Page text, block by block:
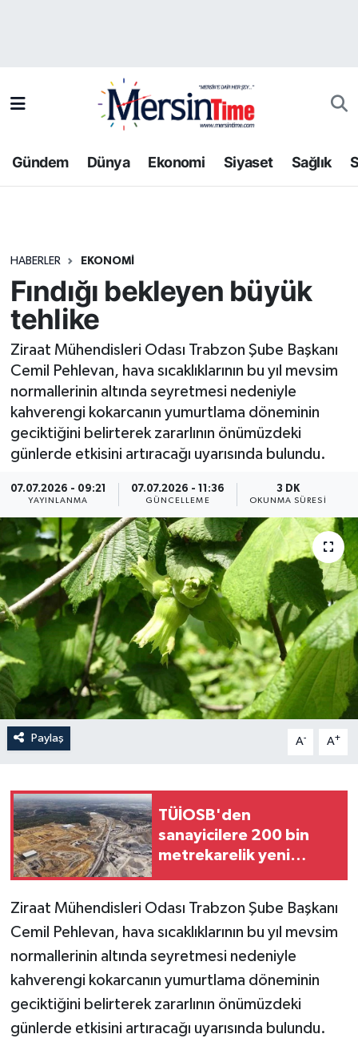
Gündem Dünya Ekonomi Siyaset Sağlık
HABERLER EKONOMI
Fındığı bekleyen büyük
tehlike
Ziraat Mühendisleri Odası Trabzon Şube Başkanı
Cemil Pehlevan, hava sıcaklıklarının bu yıl mevsim
normallerinin altında seyretmesi nedeniyle
kahverengi kokarcanın yumurtlama döneminin
geciktiğini belirterek zararlının önümüzdeki
günlerde etkisini artıracağı uyarısında bulundu.
07.07.2026 - 09:21
YAYINLANMA
07.07.2026 - 11:36
GÜNCELLEME
3 DK
OKUNMA SÜRESI
Paylaş A- A+
TÜİOSB'den
sanayicilere 200 bin
metrekarelik yeni
Ziraat Mühendisleri Odası Trabzon Şube Başkanı
Cemil Pehlevan, hava sıcaklıklarının bu yıl mevsim
normallerinin altında seyretmesi nedeniyle
kahverengi kokarcanın yumurtlama döneminin
geciktiğini belirterek zararlının önümüzdeki
günlerde etkisini artıracağı uyarısında bulundu.
Bilim-Teknoloji
Dünya
Ekonomi
Gündem
Kültür-Sanat
Resmi İlan
Sağlık
Yaşam
Trafik Durumu
Tüm Manşetler
Haber Arşivi